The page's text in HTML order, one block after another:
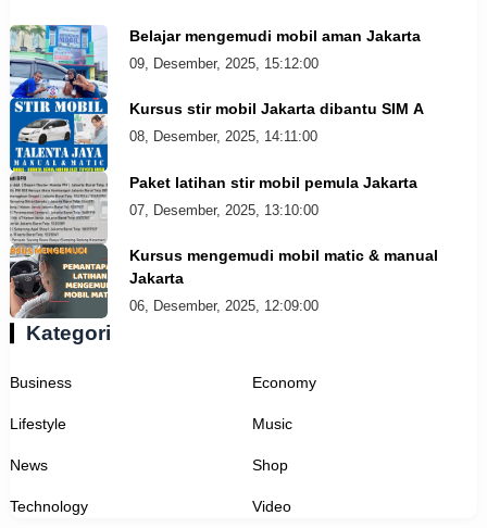
Belajar mengemudi mobil aman Jakarta
09, Desember, 2025, 15:12:00
Kursus stir mobil Jakarta dibantu SIM A
08, Desember, 2025, 14:11:00
Paket latihan stir mobil pemula Jakarta
07, Desember, 2025, 13:10:00
Kursus mengemudi mobil matic & manual
Jakarta
06, Desember, 2025, 12:09:00
Kategori
Business Economy
Lifestyle Music
News Shop
Technology Video